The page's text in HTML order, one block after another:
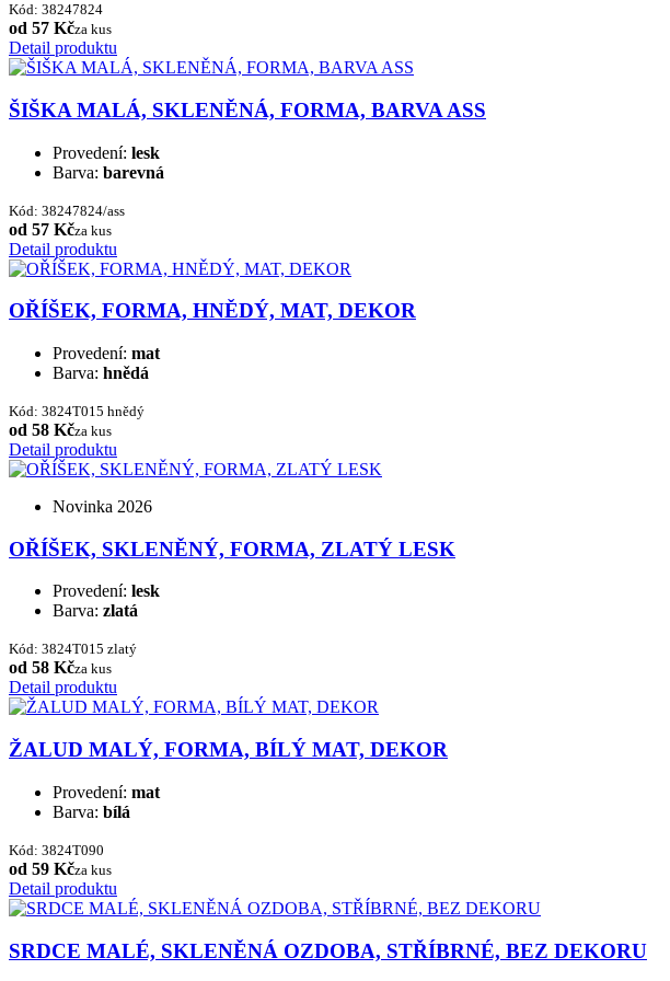
Kód: 38247824
od 57 Kčza kus
Detail produktu
ŠIŠKA MALÁ, SKLENĚNÁ, FORMA, BARVA ASS
Provedení: lesk
Barva: barevná
Kód: 38247824/ass
od 57 Kčza kus
Detail produktu
OŘÍŠEK, FORMA, HNĚDÝ, MAT, DEKOR
Provedení: mat
Barva: hnědá
Kód: 3824T015 hnědý
od 58 Kčza kus
Detail produktu
Novinka 2026
OŘÍŠEK, SKLENĚNÝ, FORMA, ZLATÝ LESK
Provedení: lesk
Barva: zlatá
Kód: 3824T015 zlatý
od 58 Kčza kus
Detail produktu
ŽALUD MALÝ, FORMA, BÍLÝ MAT, DEKOR
Provedení: mat
Barva: bílá
Kód: 3824T090
od 59 Kčza kus
Detail produktu
SRDCE MALÉ, SKLENĚNÁ OZDOBA, STŘÍBRNÉ, BEZ DEKORU